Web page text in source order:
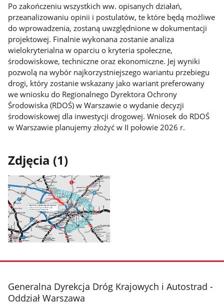
Po zakończeniu wszystkich ww. opisanych działań,
przeanalizowaniu opinii i postulatów, te które będą możliwe
do wprowadzenia, zostaną uwzględnione w dokumentacji
projektowej. Finalnie wykonana zostanie analiza
wielokryterialna w oparciu o kryteria społeczne,
środowiskowe, techniczne oraz ekonomiczne. Jej wyniki
pozwolą na wybór najkorzystniejszego wariantu przebiegu
drogi, który zostanie wskazany jako wariant preferowany
we wniosku do Regionalnego Dyrektora Ochrony
Środowiska (RDOŚ) w Warszawie o wydanie decyzji
środowiskowej dla inwestycji drogowej. Wniosek do RDOŚ
w Warszawie planujemy złożyć w II połowie 2026 r.
Zdjęcia (1)
zdjęcie
galerii.
stopka
Generalna Dyrekcja Dróg Krajowych i Autostrad -
Oddział Warszawa